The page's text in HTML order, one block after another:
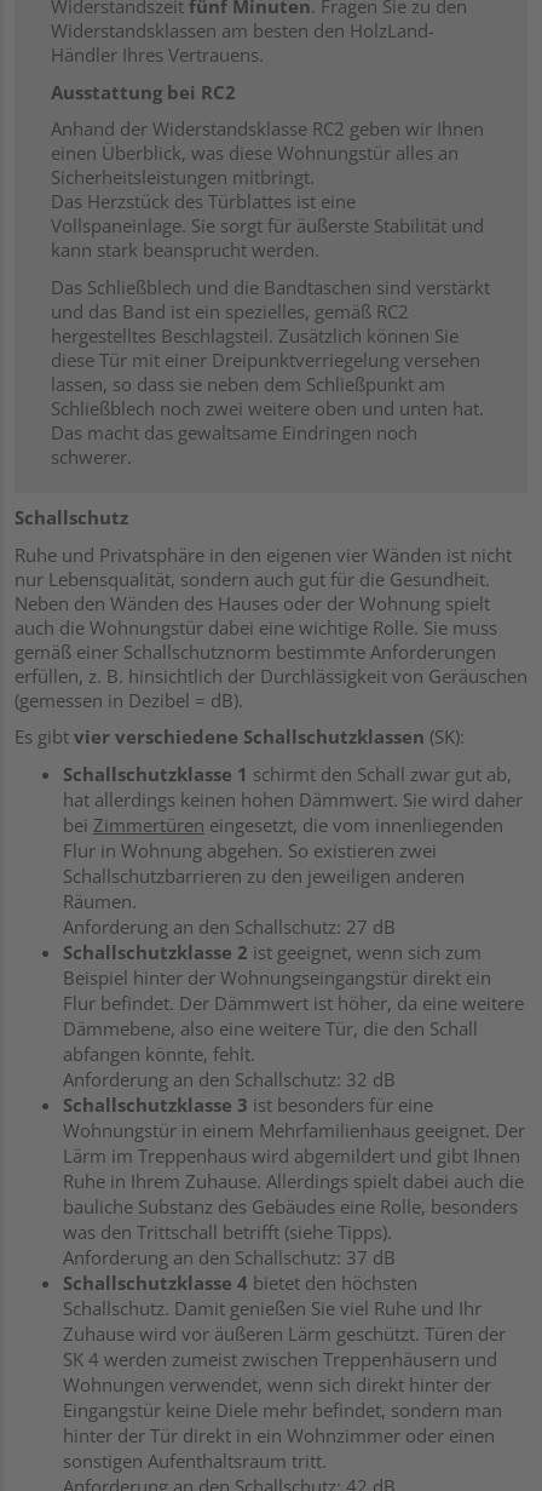
Widerstandszeit fünf Minuten. Fragen Sie zu den
Widerstandsklassen am besten den HolzLand-
Händler Ihres Vertrauens.
Ausstattung bei RC2
Anhand der Widerstandsklasse RC2 geben wir Ihnen
einen Überblick, was diese Wohnungstür alles an
Sicherheitsleistungen mitbringt.
Das Herzstück des Türblattes ist eine
Vollspaneinlage. Sie sorgt für äußerste Stabilität und
kann stark beansprucht werden.
Das Schließblech und die Bandtaschen sind verstärkt
und das Band ist ein spezielles, gemäß RC2
hergestelltes Beschlagsteil. Zusätzlich können Sie
diese Tür mit einer Dreipunktverriegelung versehen
lassen, so dass sie neben dem Schließpunkt am
Schließblech noch zwei weitere oben und unten hat.
Das macht das gewaltsame Eindringen noch
schwerer.
Schallschutz
Ruhe und Privatsphäre in den eigenen vier Wänden ist nicht
nur Lebensqualität, sondern auch gut für die Gesundheit.
Neben den Wänden des Hauses oder der Wohnung spielt
auch die Wohnungstür dabei eine wichtige Rolle. Sie muss
gemäß einer Schallschutznorm bestimmte Anforderungen
erfüllen, z. B. hinsichtlich der Durchlässigkeit von Geräuschen
(gemessen in Dezibel = dB).
Es gibt vier verschiedene Schallschutzklassen (SK):
Schallschutzklasse 1 schirmt den Schall zwar gut ab,
hat allerdings keinen hohen Dämmwert. Sie wird daher
bei Zimmertüren eingesetzt, die vom innenliegenden
Flur in Wohnung abgehen. So existieren zwei
Schallschutzbarrieren zu den jeweiligen anderen
Räumen.
Anforderung an den Schallschutz: 27 dB
Schallschutzklasse 2 ist geeignet, wenn sich zum
Beispiel hinter der Wohnungseingangstür direkt ein
Flur befindet. Der Dämmwert ist höher, da eine weitere
Dämmebene, also eine weitere Tür, die den Schall
abfangen könnte, fehlt.
Anforderung an den Schallschutz: 32 dB
Schallschutzklasse 3 ist besonders für eine
Wohnungstür in einem Mehrfamilienhaus geeignet. Der
Lärm im Treppenhaus wird abgemildert und gibt Ihnen
Ruhe in Ihrem Zuhause. Allerdings spielt dabei auch die
bauliche Substanz des Gebäudes eine Rolle, besonders
was den Trittschall betrifft (siehe Tipps).
Anforderung an den Schallschutz: 37 dB
Schallschutzklasse 4 bietet den höchsten
Schallschutz. Damit genießen Sie viel Ruhe und Ihr
Zuhause wird vor äußeren Lärm geschützt. Türen der
SK 4 werden zumeist zwischen Treppenhäusern und
Wohnungen verwendet, wenn sich direkt hinter der
Eingangstür keine Diele mehr befindet, sondern man
hinter der Tür direkt in ein Wohnzimmer oder einen
sonstigen Aufenthaltsraum tritt.
Anforderung an den Schallschutz: 42 dB